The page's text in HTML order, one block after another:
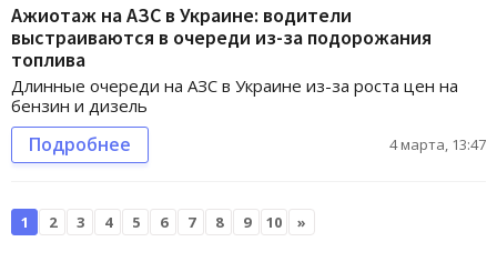
Ажиотаж на АЗС в Украине: водители
выстраиваются в очереди из-за подорожания
топлива
Длинные очереди на АЗС в Украине из-за роста цен на
бензин и дизель
Подробнее 4 марта, 13:47
1 2 3 4 5 6 7 8 9 10 »